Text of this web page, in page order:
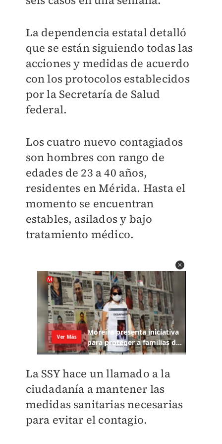
La dependencia estatal detalló
que se están siguiendo todas las
acciones y medidas de acuerdo
con los protocolos establecidos
por la Secretaría de Salud
federal.
Los cuatro nuevo contagiados
son hombres con rango de
edades de 23 a 40 años,
residentes en Mérida. Hasta el
momento se encuentran
estables, asilados y bajo
tratamiento médico.
La SSY hace un llamado a la
ciudadanía a mantener las
medidas sanitarias necesarias
para evitar el contagio.